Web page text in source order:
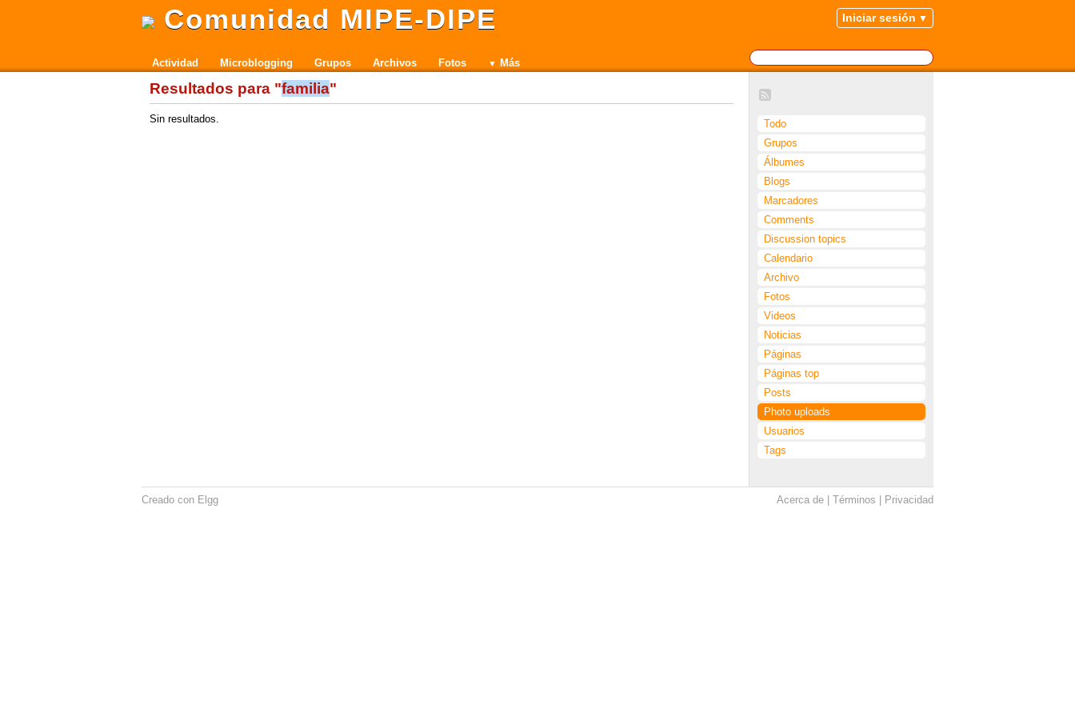
Comunidad MIPE-DIPE Iniciar sesión
Actividad Microblogging Grupos Archivos Fotos Más
Todo
Grupos
Álbumes
Blogs
Marcadores
Comments
Discussion topics
Calendario
Archivo
Fotos
Videos
Noticias
Páginas
Páginas top
Posts
Photo uploads
Usuarios
Tags
Resultados para "familia"
Sin resultados.
Acerca de Términos Privacidad
Creado con Elgg